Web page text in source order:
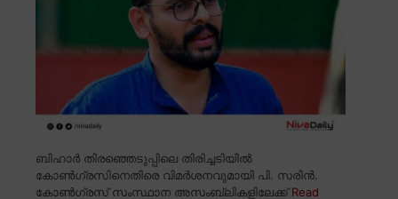
ബിഹാർ തിരഞ്ഞെടുപ്പിലെ തിരിച്ചടിയിൽ
കോൺഗ്രസിനെതിരെ വിമർശനവുമായി പി. സരിൻ.
കോൺഗ്രസ് സംസ്ഥാന അസംബ്ലികളിലേക്ക്Read